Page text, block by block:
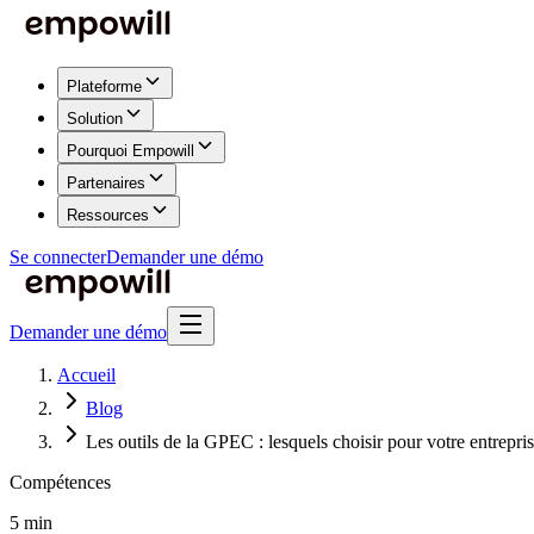
Plateforme
Solution
Pourquoi Empowill
Partenaires
Ressources
Se connecterDemander une démo
Demander une démo
Accueil
Blog
Les outils de la GPEC : lesquels choisir pour votre
Compétences
5 min